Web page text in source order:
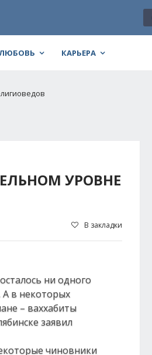
КАРЬЕРА
УРОВНЕ
В закладки
ни одного
А в некоторых
– ваххабиты
заявил
чиновники